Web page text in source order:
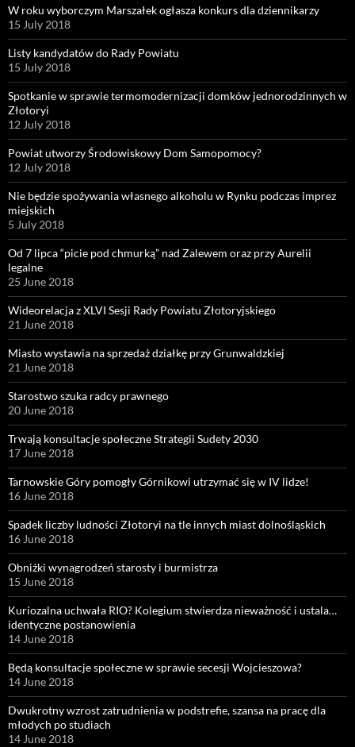
W roku wyborczym Marszałek ogłasza konkurs dla dziennikarzy
15 July 2018
Listy kandydatów do Rady Powiatu
15 July 2018
Spotkanie w sprawie termomodernizacji domków jednorodzinnych w
Złotoryi
12 July 2018
Powiat utworzy Środowiskowy Dom Samopomocy?
12 July 2018
Nie będzie spożywania własnego alkoholu w Rynku podczas imprez
miejskich
5 July 2018
Od 7 lipca “picie pod chmurką” nad Zalewem oraz przy Aurelii
legalne
25 June 2018
Wideorelacja z XLVI Sesji Rady Powiatu Złotoryjskiego
21 June 2018
Miasto wystawia na sprzedaż działkę przy Grunwaldzkiej
21 June 2018
Starostwo szuka radcy prawnego
20 June 2018
Trwają konsultacje społeczne Strategii Sudety 2030
17 June 2018
Tarnowskie Góry pomogły Górnikowi utrzymać się w IV lidze!
16 June 2018
Spadek liczby ludności Złotoryi na tle innych miast dolnośląskich
16 June 2018
Obniżki wynagrodzeń starosty i burmistrza
15 June 2018
Kuriozalna uchwała RIO? Kolegium stwierdza nieważność i ustala…
identyczne postanowienia
14 June 2018
Będą konsultacje społeczne w sprawie secesji Wojcieszowa?
14 June 2018
Dwukrotny wzrost zatrudnienia w podstrefie, szansa na pracę dla
młodych po studiach
14 June 2018